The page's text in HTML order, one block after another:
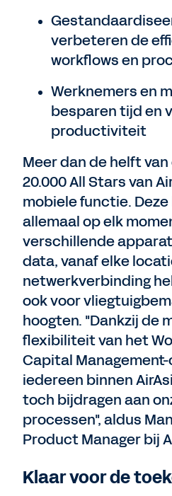
verbeteren de
workflows en
Werknemers en
besparen tijd en
productiviteit
Meer dan de helft
20.000 All Stars van
mobiele functie.
allemaal op elk
verschillende
data, vanaf elke
netwerkverbinding
ook voor
hoogten. "Dankzij de
flexibiliteit van het
Capital
iedereen binnen
toch bijdragen aan
processen", aldus
Product Manager bij
Klaar voor de